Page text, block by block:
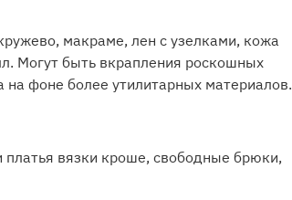
макраме, лен с узелками, кожа
Могут быть вкрапления роскошных
фоне более утилитарных материалов.
платья вязки кроше, свободные брюки,